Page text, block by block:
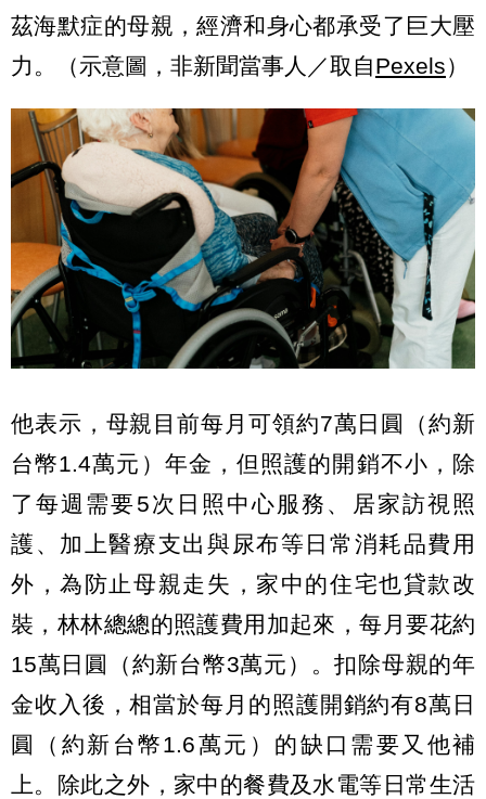
茲海默症的母親，經濟和身心都承受了巨大壓
力。（示意圖，非新聞當事人／取自Pexels）
他表示，母親目前每月可領約7萬日圓（約新
台幣1.4萬元）年金，但照護的開銷不小，除
了每週需要5次日照中心服務、居家訪視照
護、加上醫療支出與尿布等日常消耗品費用
外，為防止母親走失，家中的住宅也貸款改
裝，林林總總的照護費用加起來，每月要花約
15萬日圓（約新台幣3萬元）。扣除母親的年
金收入後，相當於每月的照護開銷約有8萬日
圓（約新台幣1.6萬元）的缺口需要又他補
上。除此之外，家中的餐費及水電等日常生活